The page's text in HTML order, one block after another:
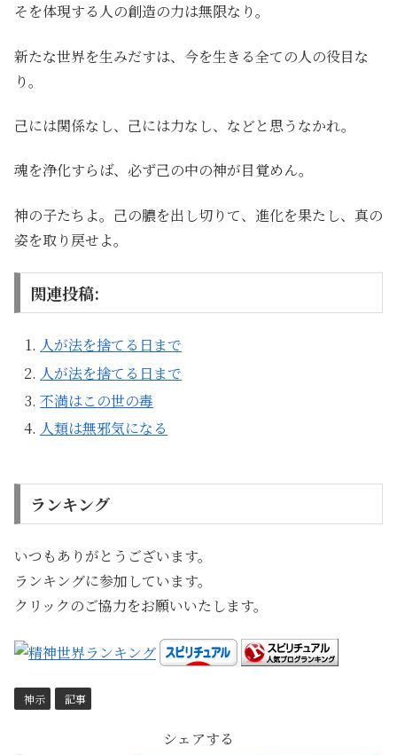
そを体現する人の創造の力は無限なり。
新たな世界を生みだすは、今を生きる全ての人の役目な
り。
己には関係なし、己には力なし、などと思うなかれ。
魂を浄化すらば、必ず己の中の神が目覚めん。
神の子たちよ。己の膿を出し切りて、進化を果たし、真の
姿を取り戻せよ。
関連投稿:
人が法を捨てる日まで
人が法を捨てる日まで
不満はこの世の毒
人類は無邪気になる
ランキング
いつもありがとうございます。
ランキングに参加しています。
クリックのご協力をお願いいたします。
神示 記事
シェアする